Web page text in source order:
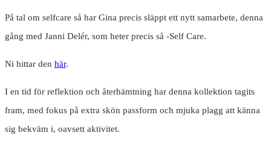
På tal om selfcare så har Gina precis släppt ett nytt samarbete, denna
gång med Janni Delér, som heter precis så -Self Care.
Ni hittar den här.
I en tid för reflektion och återhämtning har denna kollektion tagits
fram, med fokus på extra skön passform och mjuka plagg att känna
sig bekväm i, oavsett aktivitet.